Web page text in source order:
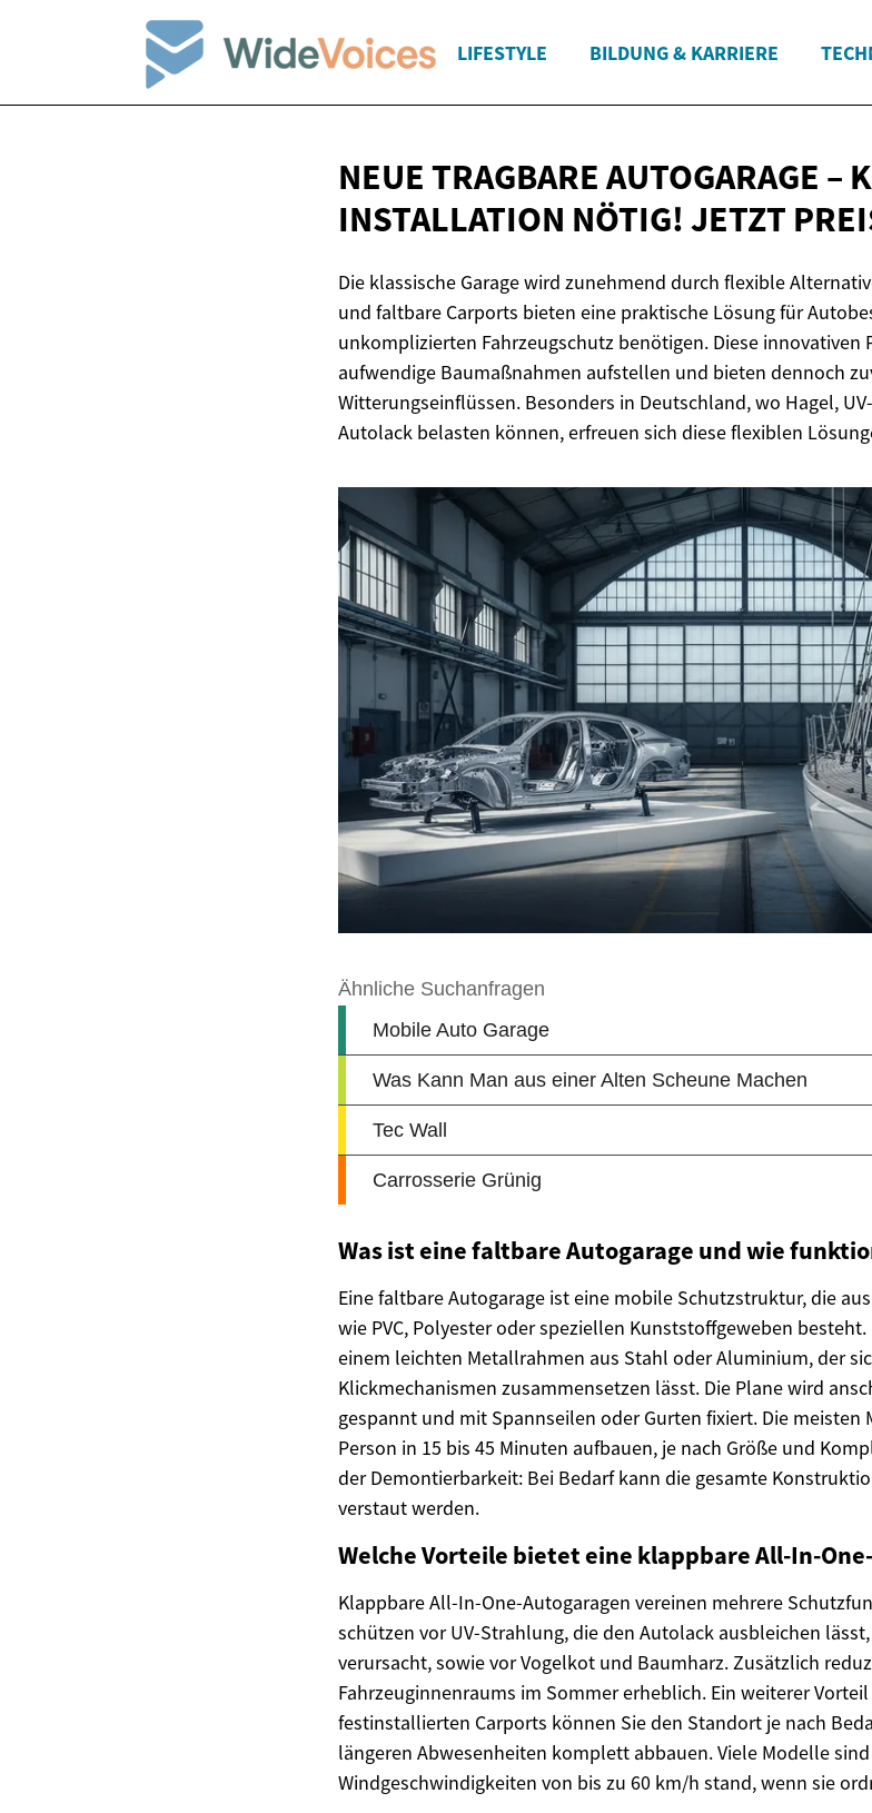
LIFESTYLE BILDUNG & KARRIERE
NEUE TRAGBARE AUTOGARAGE –
INSTALLATION NÖTIG! JETZT
Die klassische Garage wird zunehmend durch flexible
und faltbare Carports bieten eine praktische Lösung für
unkomplizierten Fahrzeugschutz benötigen. Diese innovativen
aufwendige Baumaßnahmen aufstellen und bieten dennoch
Witterungseinflüssen. Besonders in Deutschland, wo Hagel,
Autolack belasten können, erfreuen sich diese flexiblen
Was ist eine faltbare Autogarage und wie
Eine faltbare Autogarage ist eine mobile Schutzstruktur, die
wie PVC, Polyester oder speziellen Kunststoffgeweben
einem leichten Metallrahmen aus Stahl oder Aluminium, der
Klickmechanismen zusammensetzen lässt. Die Plane wird
gespannt und mit Spannseilen oder Gurten fixiert. Die meisten
Person in 15 bis 45 Minuten aufbauen, je nach Größe und
der Demontierbarkeit: Bei Bedarf kann die gesamte
verstaut werden.
Welche Vorteile bietet eine klappbare All-In-
Klappbare All-In-One-Autogaragen vereinen mehrere
schützen vor UV-Strahlung, die den Autolack ausbleichen
verursacht, sowie vor Vogelkot und Baumharz. Zusätzlich
Fahrzeuginnenraums im Sommer erheblich. Ein weiterer
festinstallierten Carports können Sie den Standort je nach
längeren Abwesenheiten komplett abbauen. Viele Modelle
Windgeschwindigkeiten von bis zu 60 km/h stand, wenn sie